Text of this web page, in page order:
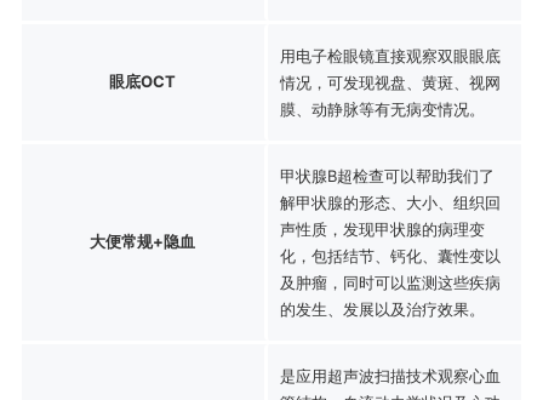
眼底OCT
用电子检眼镜直接观察双眼眼底
情况，可发现视盘、黄斑、视网
膜、动静脉等有无病变情况。
大便常规+隐血
甲状腺B超检查可以帮助我们了
解甲状腺的形态、大小、组织回
声性质，发现甲状腺的病理变
化，包括结节、钙化、囊性变以
及肿瘤，同时可以监测这些疾病
的发生、发展以及治疗效果。
是应用超声波扫描技术观察心血